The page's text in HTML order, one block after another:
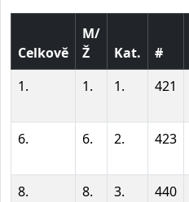
Celkově
M/
Ž
Kat. #
1.
1. 1. 421
6. 6. 2. 423
8. 8. 3. 440